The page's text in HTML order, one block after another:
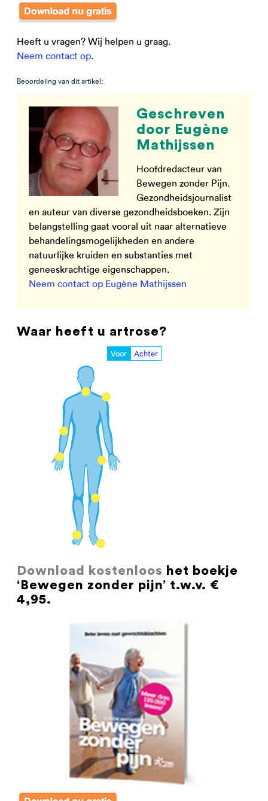
Heeft u vragen? Wij helpen u graag.
Neem contact op.
Beoordeling van dit artikel:
Geschreven
door Eugène
Mathijssen
Hoofdredacteur van
Bewegen zonder Pijn.
Gezondheidsjournalist
en auteur van diverse gezondheidsboeken. Zijn
belangstelling gaat vooral uit naar alternatieve
behandelingsmogelijkheden en andere
natuurlijke kruiden en substanties met
geneeskrachtige eigenschappen.
Neem contact op Eugène Mathijssen
Waar heeft u artrose?
Voor Achter
Download kostenloos het boekje
‘Bewegen zonder pijn’ t.w.v. €
4,95.